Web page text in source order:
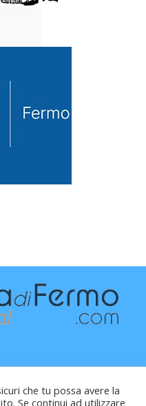
che tu possa avere la
Se continui ad utilizzare